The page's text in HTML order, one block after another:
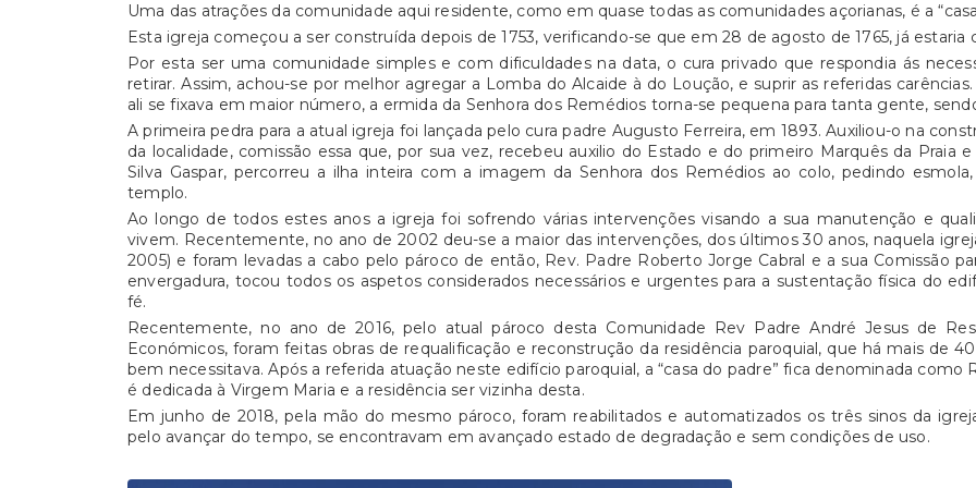
Uma das atrações da comunidade aqui residente, como em quase todas as comunidades açorianas, é a
Esta igreja começou a ser construída depois de 1753, verificando-se que em 28 de agosto de 1765, já
Por esta ser uma comunidade simples e com dificuldades na data, o cura privado que respondia ás
retirar. Assim, achou-se por melhor agregar a Lomba do Alcaide à do Loução, e suprir as referidas
ali se fixava em maior número, a ermida da Senhora dos Remédios torna-se pequena para tanta gente,
A primeira pedra para a atual igreja foi lançada pelo cura padre Augusto Ferreira, em 1893. Auxiliou-o na
da localidade, comissão essa que, por sua vez, recebeu auxilio do Estado e do primeiro Marquês da Praia
Silva Gaspar, percorreu a ilha inteira com a imagem da Senhora dos Remédios ao colo, pedindo
templo.
Ao longo de todos estes anos a igreja foi sofrendo várias intervenções visando a sua manutenção e
vivem. Recentemente, no ano de 2002 deu-se a maior das intervenções, dos últimos 30 anos, naquela
2005) e foram levadas a cabo pelo pároco de então, Rev. Padre Roberto Jorge Cabral e a sua Comissão
envergadura, tocou todos os aspetos considerados necessários e urgentes para a sustentação física do
fé.
Recentemente, no ano de 2016, pelo atual pároco desta Comunidade Rev Padre André Jesus de
Económicos, foram feitas obras de requalificação e reconstrução da residência paroquial, que há mais de
bem necessitava. Após a referida atuação neste edifício paroquial, a “casa do padre” fica denominada como
é dedicada à Virgem Maria e a residência ser vizinha desta.
Em junho de 2018, pela mão do mesmo pároco, foram reabilitados e automatizados os três sinos da
pelo avançar do tempo, se encontravam em avançado estado de degradação e sem condições de uso.